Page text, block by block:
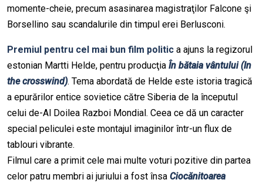
momente-cheie, precum asasinarea magistraţilor Falcone şi
Borsellino sau scandalurile din timpul erei Berlusconi.
Premiul pentru cel mai bun film politic a ajuns la regizorul
estonian Martti Helde, pentru producţia În bătaia vântului (In
the crosswind). Tema abordată de Helde este istoria tragică
a epurărilor entice sovietice către Siberia de la începutul
celui de-Al Doilea Razboi Mondial. Ceea ce dă un caracter
special peliculei este montajul imaginilor într-un flux de
tablouri vibrante.
Filmul care a primit cele mai multe voturi pozitive din partea
celor patru membri ai juriului a fost însa Ciocănitoarea